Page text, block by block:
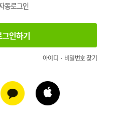
동로그인
아이디 · 비밀번호 찾기